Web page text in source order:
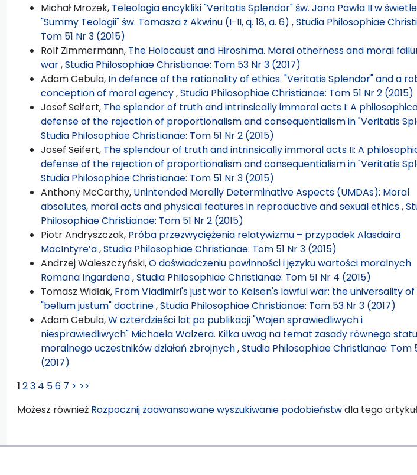
Michał Mrozek, Teleologia encykliki "Veritatis Splendor" św. Jana Pawła II w świetle
"Summy Teologii" św. Tomasza z Akwinu (I−II, q. 18, a. 6) ,Studia Philosophiae
Tom 51 Nr 3 (2015)
Rolf Zimmermann, The Holocaust and Hiroshima. Moral otherness and moral
war,Studia Philosophiae Christianae: Tom 53 Nr 3 (2017)
Adam Cebula, In defence of the rationality of ethics. "Veritatis Splendor" and a
conception of moral agency,Studia Philosophiae Christianae: Tom 51 Nr 2 (2015)
Josef Seifert, The splendor of truth and intrinsically immoral acts I: A
defense of the rejection of proportionalism and consequentialism in "Veritatis
Studia Philosophiae Christianae: Tom 51 Nr 2 (2015)
Josef Seifert, The splendour of truth and intrinsically immoral acts II: A
defense of the rejection of proportionalism and consequentialism in "Veritatis
Studia Philosophiae Christianae: Tom 51 Nr 3 (2015)
Anthony McCarthy, Unintended Morally Determinative Aspects (UMDAs): Moral
absolutes, moral acts and physical features in reproductive and sexual ethics,
Philosophiae Christianae: Tom 51 Nr 2 (2015)
Piotr Andryszczak, Próba przezwyciężenia relatywizmu – przypadek Alasdaira
MacIntyre’a,Studia Philosophiae Christianae: Tom 51 Nr 3 (2015)
Andrzej Waleszczyński,O doświadczeniu powinności i języku wartości moralnych
Romana Ingardena,Studia Philosophiae Christianae: Tom 51 Nr 4 (2015)
Tomasz Widłak, From Vladimiri's just war to Kelsen's lawful war: the universality
"bellum justum" doctrine,Studia Philosophiae Christianae: Tom 53 Nr 3 (2017)
Adam Cebula,W czterdzieści lat po publikacji "Wojen sprawiedliwych i
niesprawiedliwych" Michaela Walzera. Kilka uwag na temat zasady równego
moralnego uczestników działań zbrojnych,Studia Philosophiae Christianae: Tom
(2017)
123 4 56 7 > >>
Możesz również Rozpocznij zaawansowane wyszukiwanie podobieństwdla tego